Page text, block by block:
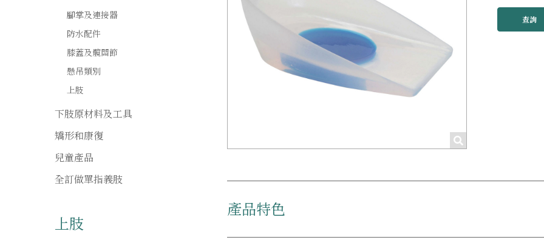
腳掌及連接器
防水配件
膝蓋及髖關節
懸吊類別
上肢
下肢原材料及工具
矯形和康復
兒童產品
全訂做單指義肢
上肢
查詢
產品特色